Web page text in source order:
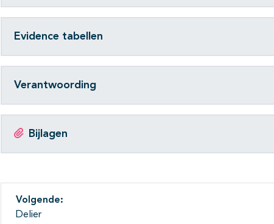
Evidence tabellen
Verantwoording
Bijlagen
Volgende:
Delier